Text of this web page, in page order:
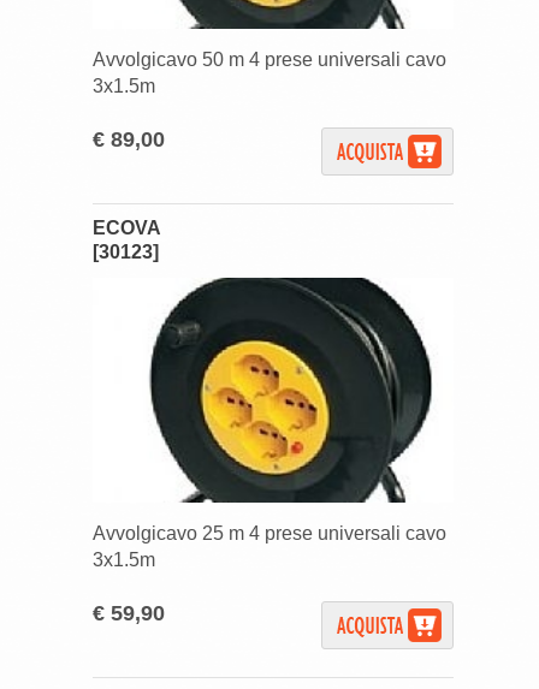
Avvolgicavo 50 m 4 prese universali cavo
3x1.5m
€ 89,00
ECOVA
[30123]
Avvolgicavo 25 m 4 prese universali cavo
3x1.5m
€ 59,90